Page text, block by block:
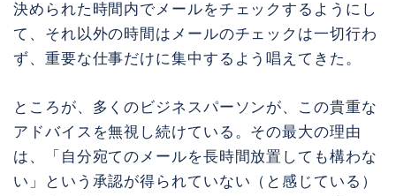
決められた時間内でメールをチェックするようにし
て、それ以外の時間はメールのチェックは一切行わ
ず、重要な仕事だけに集中するよう唱えてきた。
ところが、多くのビジネスパーソンが、この貴重な
アドバイスを無視し続けている。その最大の理由
は、「自分宛てのメールを長時間放置しても構わな
い」という承認が得られていない（と感じている）